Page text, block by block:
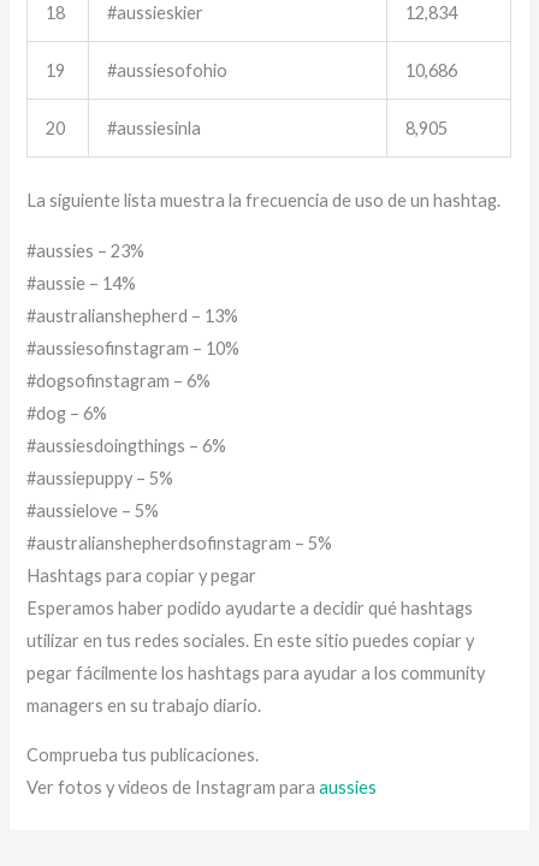
18 #aussieskier 12,834
19 #aussiesofohio 10,686
20 #aussiesinla 8,905
La siguiente lista muestra la frecuencia de uso de un hashtag.
#aussies – 23%
#aussie – 14%
#australianshepherd – 13%
#aussiesofinstagram – 10%
#dogsofinstagram – 6%
#dog – 6%
#aussiesdoingthings – 6%
#aussiepuppy – 5%
#aussielove – 5%
#australianshepherdsofinstagram – 5%
Hashtags para copiar y pegar
Esperamos haber podido ayudarte a decidir qué hashtags
utilizar en tus redes sociales. En este sitio puedes copiar y
pegar fácilmente los hashtags para ayudar a los community
managers en su trabajo diario.
Comprueba tus publicaciones.
Ver fotos y videos de Instagram paraaussies